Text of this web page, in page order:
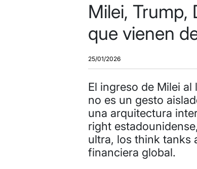
Milei, Trump,
que vienen
25/01/2026
El ingreso de Milei al
no es un gesto
una arquitectura
right
ultra, los think tanks
financiera global.